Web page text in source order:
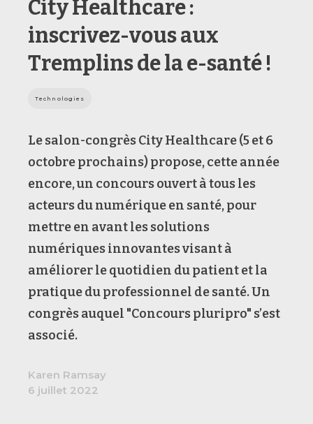
City Healthcare :
inscrivez-vous aux
Tremplins de la e-santé !
Technologies
Le salon-congrès City Healthcare (5 et 6
octobre prochains) propose, cette année
encore, un concours ouvert à tous les
acteurs du numérique en santé, pour
mettre en avant les solutions
numériques innovantes visant à
améliorer le quotidien du patient et la
pratique du professionnel de santé. Un
congrès auquel "Concours pluripro" s’est
associé.
Karen Ramsay
6 juillet 2022